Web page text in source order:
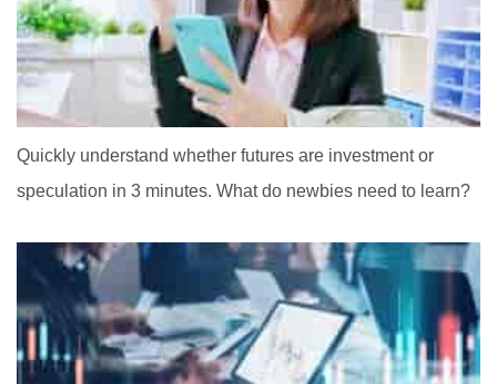
Quickly understand whether futures are investment or
speculation in 3 minutes. What do newbies need to learn?